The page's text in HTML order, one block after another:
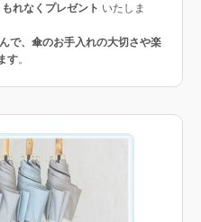
もれなくプレゼント いたしま
で、傘のお手入れの大切さや楽
す。